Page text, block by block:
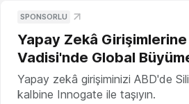
SPONSORLU
Yapay Zekâ
Vadisi'nde Global
Yapay zekâ girişiminizi ABD'de
kalbine Innogate ile taşıyın.